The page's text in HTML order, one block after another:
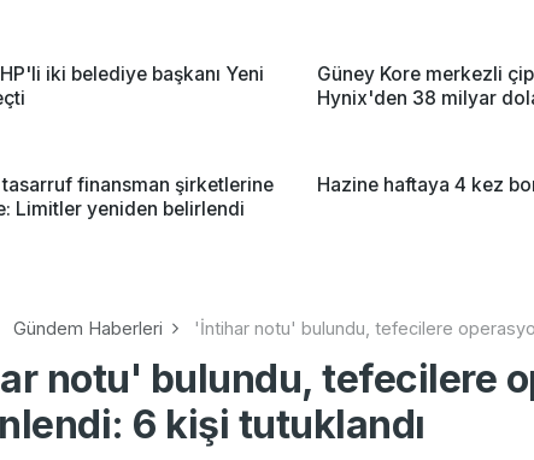
iki belediye başkanı Yeni
Güney Kore merkezli
Hynix'den 38 milyar
tasarruf finansman şirketlerine
Limitler yeniden belirlendi
Hazine haftaya 4 kez
Gündem Haberleri 'İntihar notu' bulundu, tefecilere
notu' bulundu, tefecilere
6 kişi tutuklandı